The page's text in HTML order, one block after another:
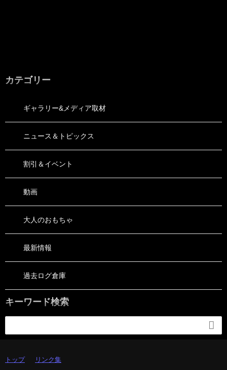
カテゴリー
ギャラリー&メディア取材
ニュース＆トピックス
割引＆イベント
動画
大人のおもちゃ
最新情報
過去ログ倉庫
キーワード検索

トップ リンク集